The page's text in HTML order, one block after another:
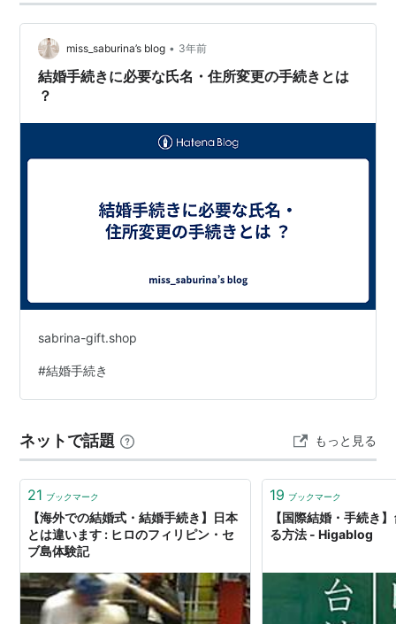
miss_saburina’s blog • 3年前
結婚手続きに必要な氏名・住所変更の手続きとは
？
sabrina-gift.shop
#結婚手続き
ネットで話題 もっと見る
21 ブックマーク
【海外での結婚式・結婚手続き】日本
とは違います : ヒロのフィリピン・セ
ブ島体験記
19 ブックマーク
【国際結婚・手続き
る方法 - Higablog